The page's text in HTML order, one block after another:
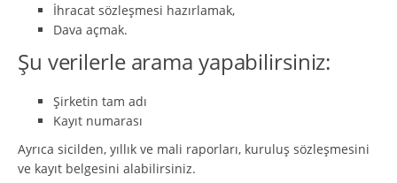
İhracat sözleşmesi hazırlamak,
Dava açmak.
Şu verilerle arama yapabilirsiniz:
Şirketin tam adı
Kayıt numarası
Ayrıca sicilden, yıllık ve mali raporları, kuruluş sözleşmesini
ve kayıt belgesini alabilirsiniz.